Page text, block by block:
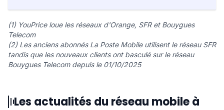
(1) YouPrice loue les réseaux d'Orange, SFR et Bouygues
Telecom
(2) Les anciens abonnés La Poste Mobile utilisent le réseau SFR
tandis que les nouveaux clients ont basculé sur le réseau
Bouygues Telecom depuis le 01/10/2025
Les actualités du réseau mobile à